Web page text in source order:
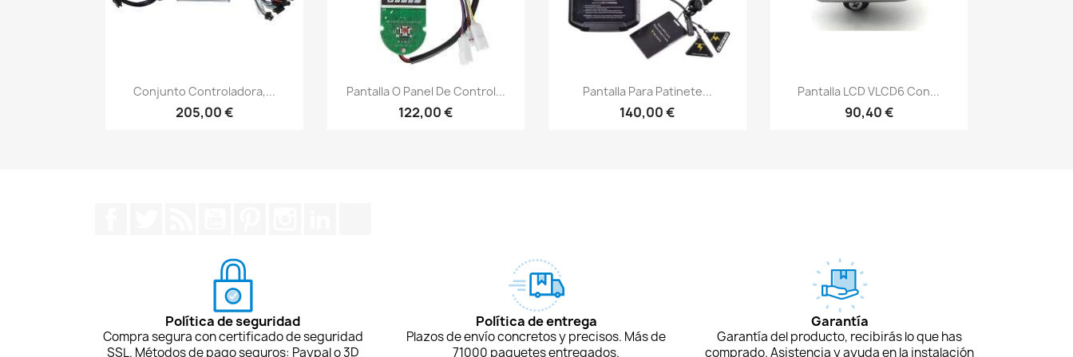
Vista rápida
Conjunto Controladora,...
205,00 €
Vista rápida
Pantalla O Panel De Control...
122,00 €
Vista rápida
Pantalla Para Patinete...
140,00 €
Vista rápida
Pantalla LCD VLCD6 Con...
90,40 €
Política de seguridad
Compra segura con certificado de seguridad
SSL. Métodos de pago seguros: Paypal o 3D
Política de entrega
Plazos de envío concretos y precisos. Más de
71000 paquetes entregados.
Garantía
Garantía del producto, recibirás lo que has
comprado. Asistencia y ayuda en la instalación